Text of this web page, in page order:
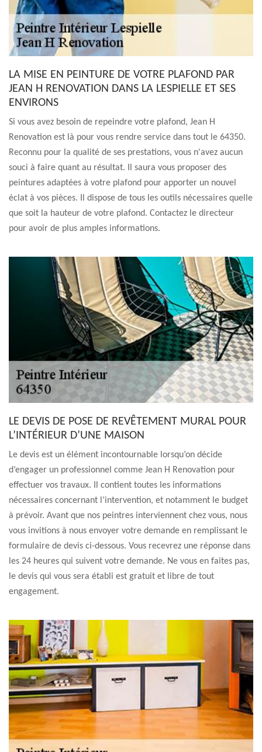
LA MISE EN PEINTURE DE VOTRE PLAFOND PAR
JEAN H RENOVATION DANS LA LESPIELLE ET SES
ENVIRONS
Si vous avez besoin de repeindre votre plafond, Jean H
Renovation est là pour vous rendre service dans tout le 64350.
Reconnu pour la qualité de ses prestations, vous n'avez aucun
souci à faire quant au résultat. Il saura vous proposer des
peintures adaptées à votre plafond pour apporter un nouvel
éclat à vos pièces. Il dispose de tous les outils nécessaires quelle
que soit la hauteur de votre plafond. Contactez le directeur
pour avoir de plus amples informations.
LE DEVIS DE POSE DE REVÊTEMENT MURAL POUR
L’INTÉRIEUR D’UNE MAISON
Le devis est un élément incontournable lorsqu’on décide
d’engager un professionnel comme Jean H Renovation pour
effectuer vos travaux. Il contient toutes les informations
nécessaires concernant l’intervention, et notamment le budget
à prévoir. Avant que nos peintres interviennent chez vous, nous
vous invitions à nous envoyer votre demande en remplissant le
formulaire de devis ci-dessous. Vous recevrez une réponse dans
les 24 heures qui suivent votre demande. Ne vous en faites pas,
le devis qui vous sera établi est gratuit et libre de tout
engagement.